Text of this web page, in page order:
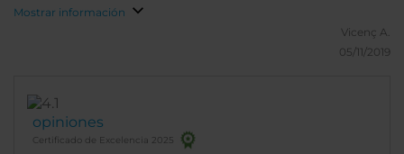
que nos hizo caminar un poco más, pero es un
Mostrar información
Vicenç A.
05/11/2019
opiniones
Certificado de Excelencia 2025